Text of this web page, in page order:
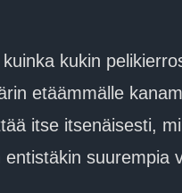
kukin
etäämmälle
itse itsenäisesti,
suurempia